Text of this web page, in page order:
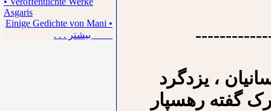
Asgaris
• Einige Gedichte von Mani
بیشتر . . .
، یزدگرد
گفته رهسپار